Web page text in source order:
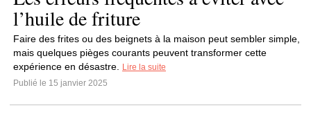
l’huile de friture
Faire des frites ou des beignets à la maison peut sembler simple,
mais quelques pièges courants peuvent transformer cette
expérience en désastre.
Lire la suite
Publié le 15 janvier 2025